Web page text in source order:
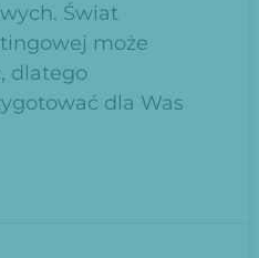
Świat
może
dlatego
dla Was